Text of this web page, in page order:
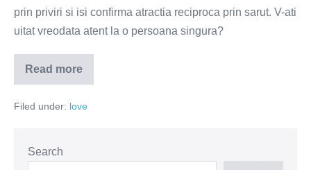
prin priviri si isi confirma atractia reciproca prin sarut. V-ati
uitat vreodata atent la o persoana singura?
Read more
Sarutul
este
suprema
Filed under: love
Search